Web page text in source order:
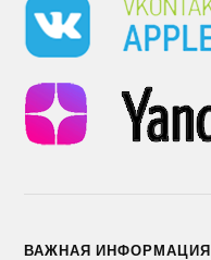
ВАЖНАЯ ИНФОРМАЦИЯ